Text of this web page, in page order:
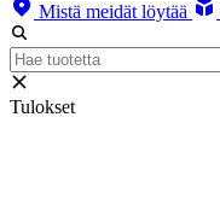
Mistä meidät löytää
Tulokset